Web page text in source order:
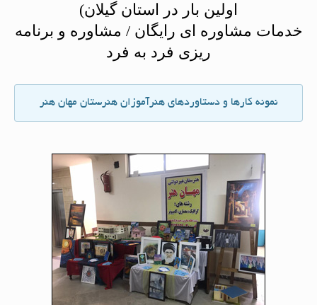
اولین بار در استان گیلان)
خدمات مشاوره ای رایگان / مشاوره و برنامه
ریزی فرد به فرد
نمونه کارها و دستاوردهای هنرآموزان هنرستان مهان هنر